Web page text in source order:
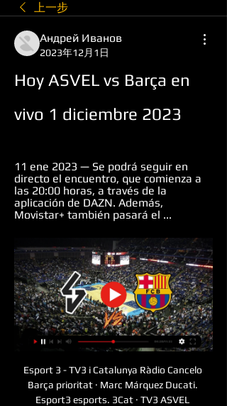
上一步
Андрей Иванов
2023年12月1日
Hoy ASVEL vs Barça en
vivo 1 diciembre 2023
11 ene 2023 — Se podrá seguir en
directo el encuentro, que comienza a
las 20:00 horas, a través de la
aplicación de DAZN. Además,
Movistar+ también pasará el ...
Esport 3 - TV3 i Catalunya Ràdio Cancelo
Barça prioritat · Marc Márquez Ducati.
Esport3 esports. 3Cat · TV3 ASVEL